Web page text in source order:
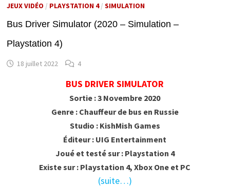
JEUX VIDÉO / PLAYSTATION 4/ SIMULATION
Bus Driver Simulator (2020 – Simulation –
Playstation 4)
18 juillet 2022 4
BUS DRIVER SIMULATOR
Sortie : 3 Novembre 2020
Genre : Chauffeur de bus en Russie
Studio : KishMish Games
Éditeur : UIG Entertainment
Joué et testé sur : Playstation 4
Existe sur : Playstation 4, Xbox One et PC
(suite…)